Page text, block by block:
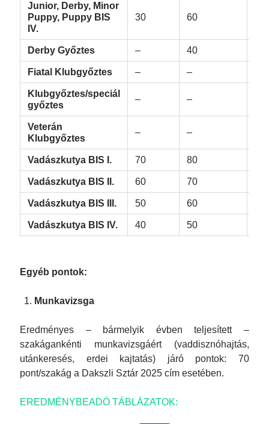
Junior, Derby, Minor
Puppy, Puppy BIS
IV.
30 60
Derby Győztes – 40
Fiatal Klubgyőztes – –
Klubgyőztes/speciál
győztes
– –
Veterán
Klubgyőztes
– –
Vadászkutya BIS I. 70 80
Vadászkutya BIS II. 60 70
Vadászkutya BIS III. 50 60
Vadászkutya BIS IV. 40 50
Egyéb pontok:
Munkavizsga
Eredményes – bármelyik évben teljesített –
szakágankénti munkavizsgáért (vaddisznóhajtás,
utánkeresés, erdei kajtatás) járó pontok: 70
pont/szakág a Dakszli Sztár 2025 cím esetében.
EREDMÉNYBEADÓ TÁBLÁZATOK: